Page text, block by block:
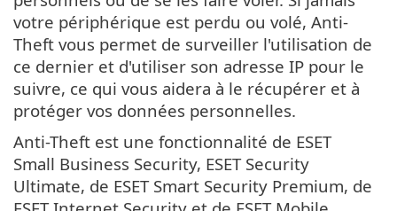
votre périphérique est perdu ou volé, Anti-
Theft vous permet de surveiller l'utilisation de
ce dernier et d'utiliser son adresse IP pour le
suivre, ce qui vous aidera à le récupérer et à
protéger vos données personnelles.
Anti-Theft est une fonctionnalité de ESET
Small Business Security, ESET Security
Ultimate, de ESET Smart Security Premium, de